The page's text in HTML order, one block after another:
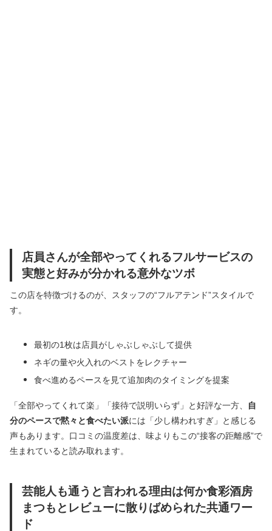
店員さんが全部やってくれるフルサービスの
実態と好みが分かれる意外なツボ
この店を特徴づけるのが、スタッフの“フルアテンド”スタイルで
す。
最初の1枚は店員がしゃぶしゃぶして提供
ネギの量や火入れのベストをレクチャー
食べ進めるペースを見て追加肉のタイミングを提案
「全部やってくれて楽」「接待で説明いらず」と好評な一方、
自
分のペースで黙々と食べたい派には「少し構われすぎ」と感じる
声もあります。口コミの温度差は、味よりもこの“接客の距離感”で
生まれていると読み取れます。
芸能人も通うと言われる理由は何か食彩酒房
まつもとレビューに散りばめられた共通ワー
ド